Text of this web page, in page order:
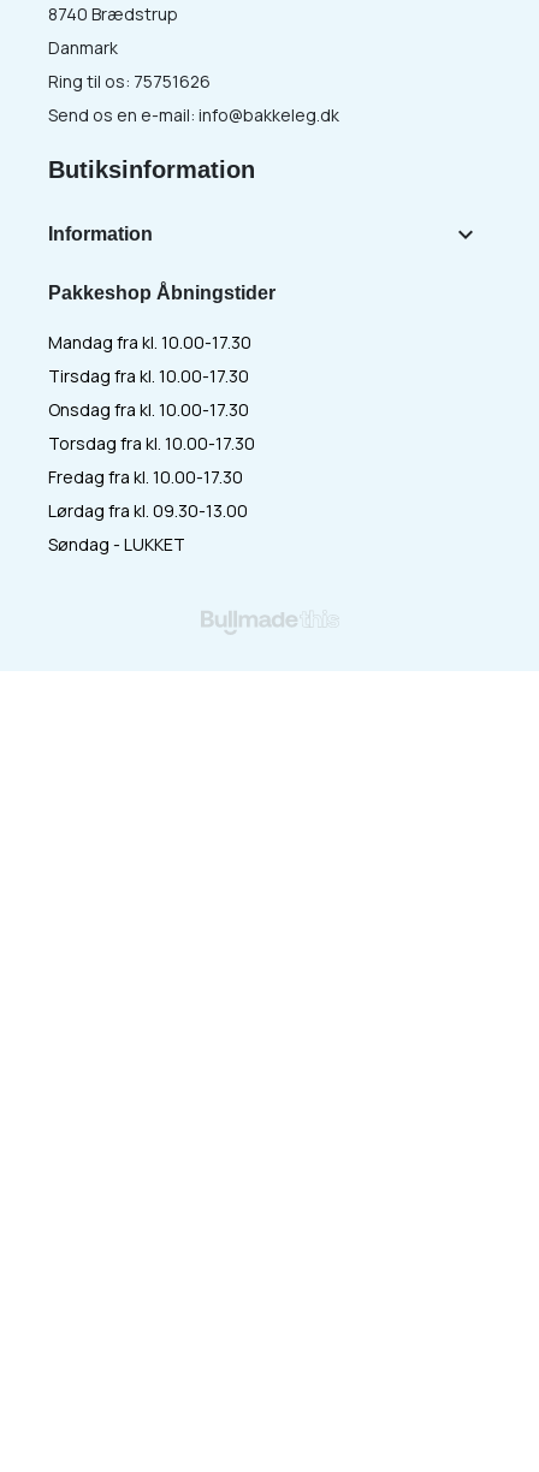
Pakkeshop Åbningstider
Mandag fra kl. 10.00-17.30
Tirsdag fra kl. 10.00-17.30
Onsdag fra kl. 10.00-17.30
Torsdag fra kl. 10.00-17.30
Fredag fra kl. 10.00-17.30
Lørdag fra kl. 09.30-13.00
Søndag - LUKKET
8740 Brædstrup
Danmark
Ring til os: 75751626
Send os en e-mail: info@bakkeleg.dk
Butiksinformation
Information 